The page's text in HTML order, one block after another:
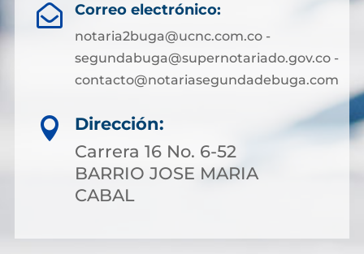
 Correo electrónico:
notaria2buga@ucnc.com.co -
segundabuga@supernotariado.gov.co -
contacto@notariasegundadebuga.com

Dirección:
Carrera 16 No. 6-52
BARRIO JOSE MARIA
CABAL